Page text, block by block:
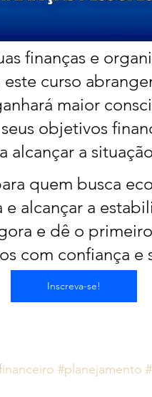
finanças e
curso
maior
objetivos
alcançar a
quem busca
alcançar a
e dê o
com confiança e
Inscreva-se!
#planejamento